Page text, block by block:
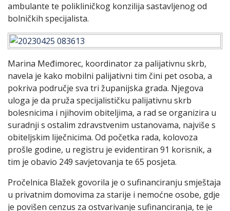
ambulante te polikliničkog konzilija sastavljenog od
bolničkih specijalista.
Marina Međimorec, koordinator za palijativnu skrb,
navela je kako mobilni palijativni tim čini pet osoba, a
pokriva područje sva tri županijska grada. Njegova
uloga je da pruža specijalističku palijativnu skrb
bolesnicima i njihovim obiteljima, a rad se organizira u
suradnji s ostalim zdravstvenim ustanovama, najviše s
obiteljskim liječnicima. Od početka rada, kolovoza
prošle godine, u registru je evidentiran 91 korisnik, a
tim je obavio 249 savjetovanja te 65 posjeta.
Pročelnica Blažek govorila je o sufinanciranju smještaja
u privatnim domovima za starije i nemoćne osobe, gdje
je povišen cenzus za ostvarivanje sufinanciranja, te je